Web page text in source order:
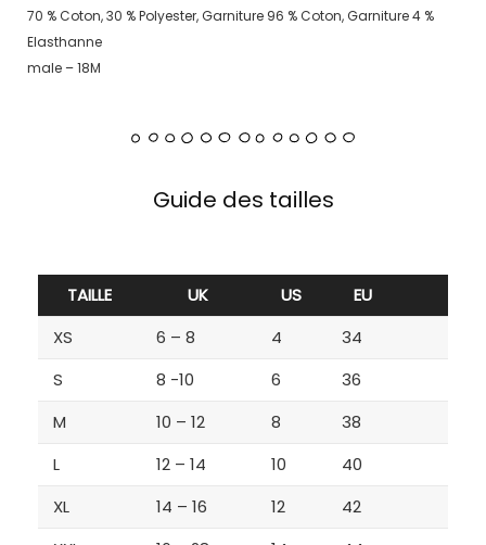
70 % Coton, 30 % Polyester, Garniture 96 % Coton, Garniture 4 %
Elasthanne
male – 18M
Guide des tailles
TAILLE UK US
EU
XS
6 – 8 4
34
S
8 -10 6
36
M
10 – 12 8
38
L
12 – 14 10
40
XL
14 – 16 12
42